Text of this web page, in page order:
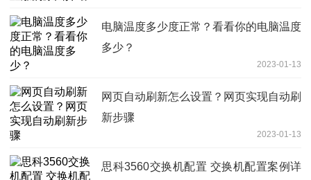
电脑温度多少度正常？看看你的电脑温度
多少？
2023-01-13
网页自动刷新怎么设置？网页实现自动刷
新步骤
2023-01-13
思科3560交换机配置 交换机配置案例详